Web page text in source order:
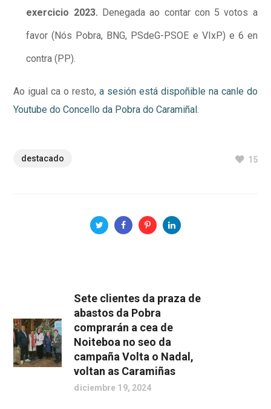
exercicio 2023. Denegada ao contar con 5 votos a
favor (Nós Pobra, BNG, PSdeG-PSOE e VIxP) e 6 en
contra (PP).
Ao igual ca o resto,a sesión está dispoñible na canle do
Youtube do Concello da Pobra do Caramiñal.
destacado 15
Sete clientes da praza de
abastos da Pobra
comprarán a cea de
Noiteboa no seo da
campaña Volta o Nadal,
voltan as Caramiñas
diciembre 19, 2024